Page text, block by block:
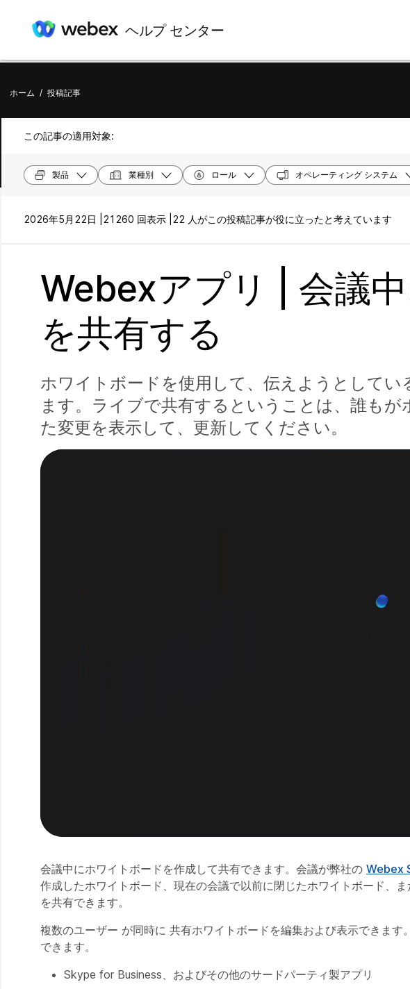
ヘルプ センター
ホーム / 投稿記事
この記事の適用対象:
製品 業種別 ロール オペレーティング システム
2026年5月22日 | 21260 回表示 | 22 人がこの投稿記事が役に立ったと考えています
Webexアプリ | 会議
を共有する
ホワイトボードを使用して、伝えようとして
ます。ライブで共有するということは、誰も
た変更を表示して、更新してください。
会議中にホワイトボードを作成して共有できます。会議が弊社の Webex
作成したホワイトボード、現在の会議で以前に閉じたホワイトボード、ま
を共有できます。
複数のユーザー が同時に 共有ホワイトボードを編集および表示できま
できます。
Skype for Business、およびその他のサードパーティ製アプリ